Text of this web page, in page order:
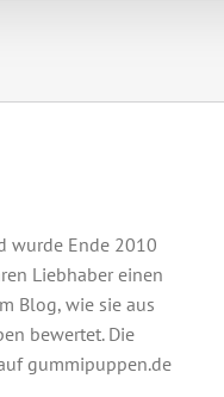
wurde Ende 2010
Liebhaber einen
Blog, wie sie aus
bewertet. Die
gummipuppen.de